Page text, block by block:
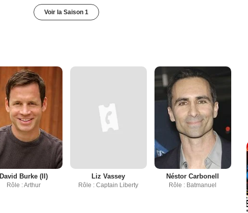
Voir la Saison 1
David Burke (II)
Rôle : Arthur
Liz Vassey
Rôle : Captain Liberty
Néstor Carbonell
Rôle : Batmanuel